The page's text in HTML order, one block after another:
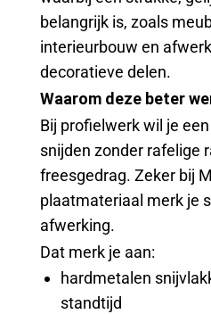
belangrijk is, zoals
interieurbouw en
decoratieve delen.
Waarom deze beter
Bij profielwerk wil je
snijden zonder rafelige
freesgedrag. Zeker bij
plaatmateriaal merk je
afwerking.
Dat merk je aan:
hardmetalen
standtijd